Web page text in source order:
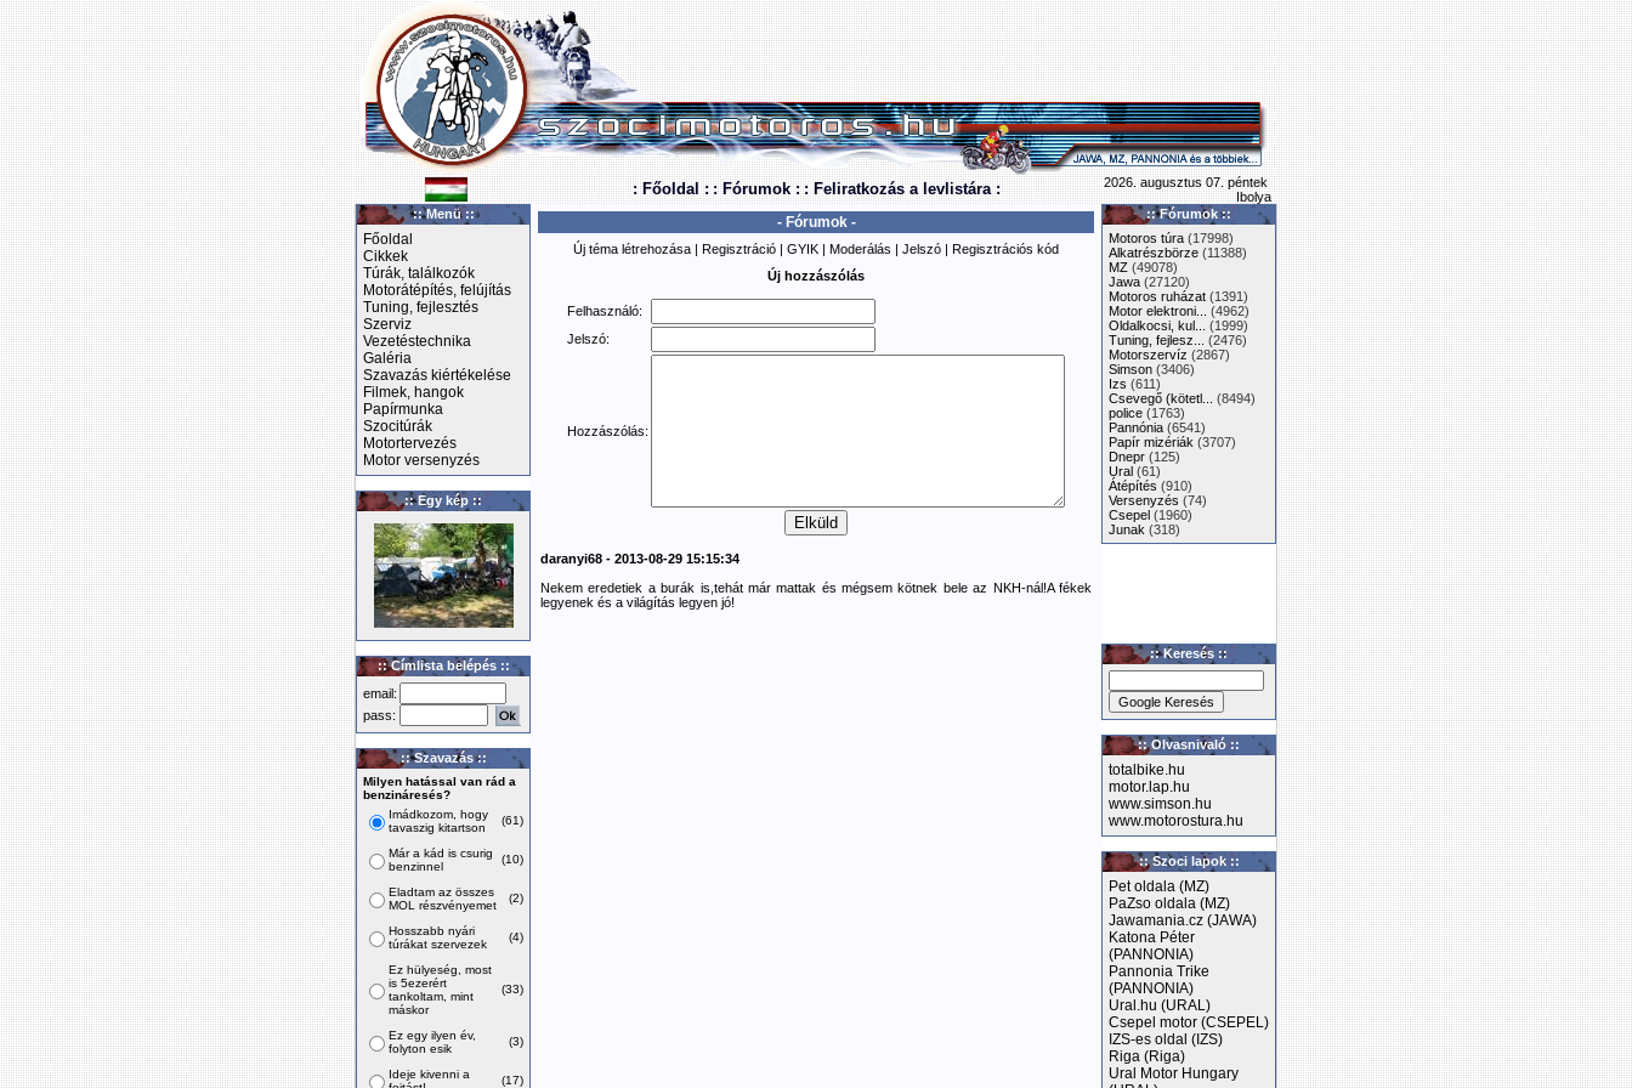
: Főoldal : : Fórumok : : Feliratkozás a levlistára :
2026. augusztus 07. péntek
Ibolya
:: Menü ::
Főoldal
Cikkek
Túrák, találkozók
Motorátépítés, felújítás
Tuning, fejlesztés
Szerviz
Vezetéstechnika
Galéria
Szavazás kiértékelése
Filmek, hangok
Papírmunka
Szocitúrák
Motortervezés
Motor versenyzés
:: Egy kép ::
:: Címlista belépés ::
email:
pass:
:: Szavazás ::
Milyen hatással van rád a
benzináresés?
Imádkozom, hogy
tavaszig kitartson
(61)
Már a kád is csurig
benzinnel
(10)
Eladtam az összes
MOL részvényemet
(2)
Hosszabb nyári
túrákat szervezek
(4)
Ez hülyeség, most
is 5ezerért
tankoltam, mint
máskor
(33)
Ez egy ilyen év,
folyton esik
(3)
Ideje kivenni a
(17)
- Fórumok -
Új téma létrehozása | Regisztráció | GYIK | Moderálás | Jelszó | Regisztrációs kód
Új hozzászólás
Felhasználó:
Jelszó:
Hozzászólás:
daranyi68 - 2013-08-29 15:15:34
Nekem eredetiek a burák is,tehát már mattak és mégsem kötnek bele az NKH-nál!A fékek
legyenek és a világítás legyen jó!
:: Fórumok ::
Motoros túra (17998)
Alkatrészbörze (11388)
MZ (49078)
Jawa (27120)
Motoros ruházat (1391)
Motor elektroni...
(4962)
Oldalkocsi, kul...
(1999)
Tuning, fejlesz...
(2476)
Motorszervíz (2867)
Simson (3406)
Izs (611)
Csevegő (kötetl...
(8494)
police (1763)
Pannónia (6541)
Papír mizériák (3707)
Dnepr (125)
Ural (61)
Átépítés (910)
Versenyzés (74)
Csepel (1960)
Junak (318)
:: Keresés ::
:: Olvasnivaló ::
totalbike.hu
motor.lap.hu
www.simson.hu
www.motorostura.hu
:: Szoci lapok ::
Pet oldala (MZ)
PaZso oldala (MZ)
Jawamania.cz (JAWA)
Katona Péter
(PANNONIA)
Pannonia Trike
(PANNONIA)
Ural.hu (URAL)
Csepel motor (CSEPEL)
IZS-es oldal (IZS)
Riga (Riga)
Ural Motor Hungary